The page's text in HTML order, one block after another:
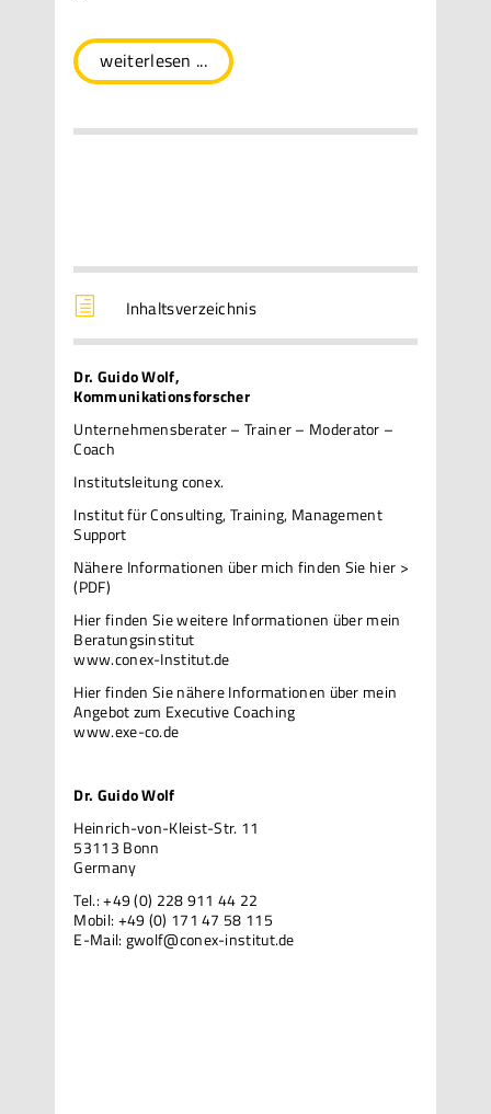
weiterlesen ...
h Inhaltsverzeichnis
Dr. Guido Wolf,
Kommunikationsforscher
Unternehmensberater – Trainer – Moderator –
Coach
Institutsleitung conex.
Institut für Consulting, Training, Management
Support
Nähere Informationen über mich finden Sie hier >
(PDF)
Hier finden Sie weitere Informationen über mein
Beratungsinstitut
www.conex-Institut.de
Hier finden Sie nähere Informationen über mein
Angebot zum Executive Coaching
www.exe-co.de
Dr. Guido Wolf
Heinrich-von-Kleist-Str. 11
53113 Bonn
Germany
Tel.: +49 (0) 228 911 44 22
Mobil: +49 (0) 171 47 58 115
E-Mail:gwolf@conex-institut.de